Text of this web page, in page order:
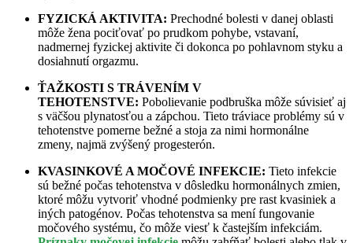
FYZICKÁ AKTIVITA: Prechodné bolesti v danej oblasti
môže žena pociťovať po prudkom pohybe, vstavaní,
nadmernej fyzickej aktivite či dokonca po pohlavnom styku a
dosiahnutí orgazmu.
ŤAŽKOSTI S TRÁVENÍM V
TEHOTENSTVE: Pobolievanie podbruška môže súvisieť aj
s väčšou plynatosťou a zápchou. Tieto tráviace problémy sú v
tehotenstve pomerne bežné a stoja za nimi hormonálne
zmeny, najmä zvýšený progesterón.
KVASINKOVÉ A MOČOVÉ INFEKCIE: Tieto infekcie
sú bežné počas tehotenstva v dôsledku hormonálnych zmien,
ktoré môžu vytvoriť vhodné podmienky pre rast kvasiniek a
iných patogénov. Počas tehotenstva sa mení fungovanie
močového systému, čo môže viesť k častejším infekciám.